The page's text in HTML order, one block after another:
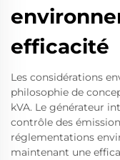
efficacité
Les considérations
philosophie de
kVA. Le générateur
contrôle des
réglementations
maintenant une